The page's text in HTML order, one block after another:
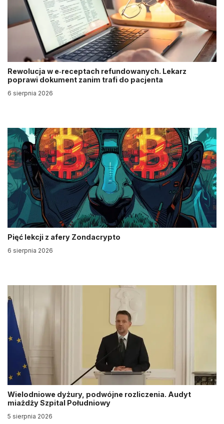
Rewolucja w e‑receptach refundowanych. Lekarz
poprawi dokument zanim trafi do pacjenta
6 sierpnia 2026
Pięć lekcji z afery Zondacrypto
6 sierpnia 2026
Wielodniowe dyżury, podwójne rozliczenia. Audyt
miażdży Szpital Południowy
5 sierpnia 2026